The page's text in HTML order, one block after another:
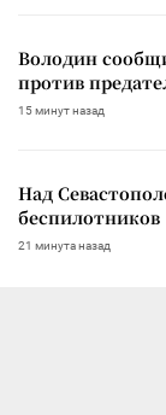
Володин
против
15 минут назад
Над
беспилотников
21 минута назад